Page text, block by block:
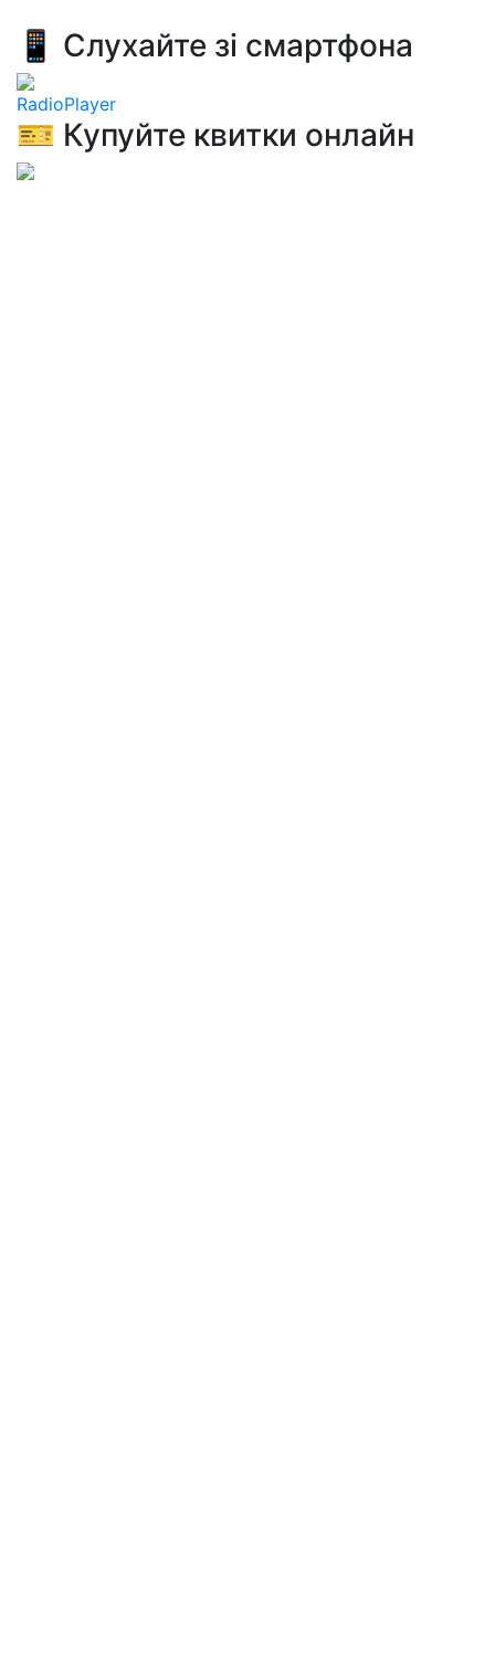
📱 Слухайте зі смартфона
RadioPlayer
🎫 Купуйте квитки онлайн